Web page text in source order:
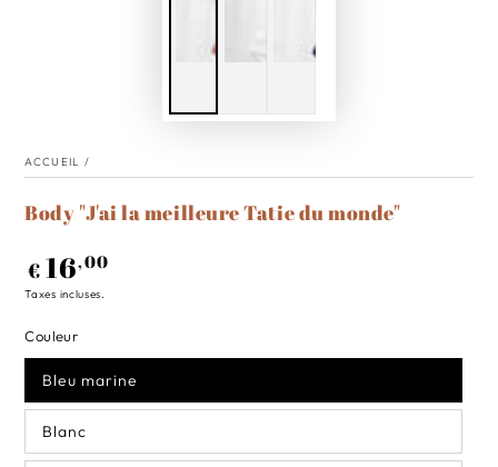
ACCUEIL /
Body "J'ai la meilleure Tatie du monde"
Prix
normal
€ 16,00
Taxes incluses.
Couleur
Bleu marine
Blanc